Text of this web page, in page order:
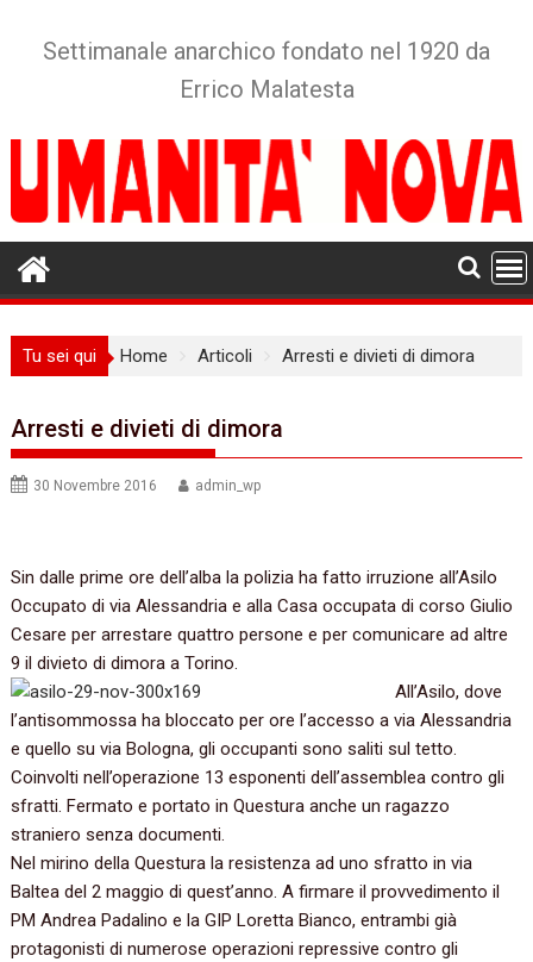
Settimanale anarchico fondato nel 1920 da
Errico Malatesta
Tu sei qui Home Articoli Arresti e divieti di dimora
Arresti e divieti di dimora
30 Novembre 2016 admin_wp
Sin dalle prime ore dell’alba la polizia ha fatto irruzione all’Asilo
Occupato di via Alessandria e alla Casa occupata di corso Giulio
Cesare per arrestare quattro persone e per comunicare ad altre
9 il divieto di dimora a Torino.
All’Asilo, dove
l’antisommossa ha bloccato per ore l’accesso a via Alessandria
e quello su via Bologna, gli occupanti sono saliti sul tetto.
Coinvolti nell’operazione 13 esponenti dell’assemblea contro gli
sfratti. Fermato e portato in Questura anche un ragazzo
straniero senza documenti.
Nel mirino della Questura la resistenza ad uno sfratto in via
Baltea del 2 maggio di quest’anno. A firmare il provvedimento il
PM Andrea Padalino e la GIP Loretta Bianco, entrambi già
protagonisti di numerose operazioni repressive contro gli